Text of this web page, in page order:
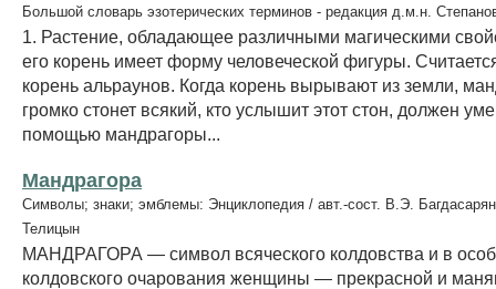
Большой словарь эзотерических терминов - редакция д.м.н.
1. Растение, обладающее различными магическими
его корень имеет форму человеческой фигуры.
корень альраунов. Когда корень вырывают из земли,
громко стонет всякий, кто услышит этот стон, должен
помощью мандрагоры...
Мандрагора
Символы; знаки; эмблемы: Энциклопедия / авт.-сост. В.Э.
Телицын
МАНДРАГОРА — символ всяческого колдовства и в
колдовского очарования женщины — прекрасной и